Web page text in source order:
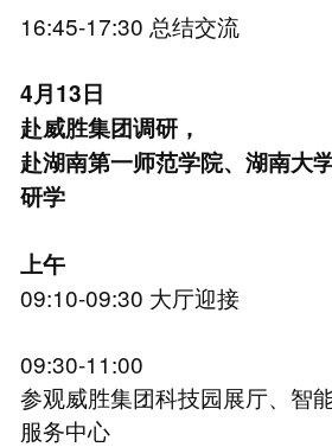
16:45-17:30 总结交流
4月13日
赴威胜集团调研，
赴湖南第一师范学院、湖南大
研学
上午
09:10-09:30 大厅迎接
09:30-11:00
参观威胜集团科技园展厅、智
服务中心